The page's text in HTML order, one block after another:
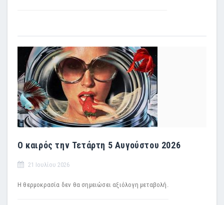
Ο καιρός την Τετάρτη 5 Αυγούστου 2026
21 Ιουλίου 2026
Η θερμοκρασία δεν θα σημειώσει αξιόλογη μεταβολή.